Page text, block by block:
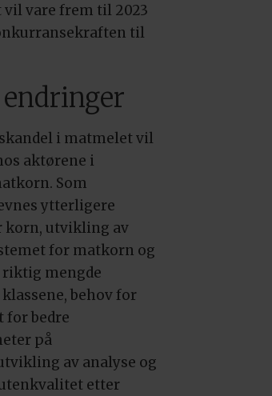
vare frem til 2023
til
i matmelet vil
aktørene i
Som
ytterligere
utvikling av
for matkorn og
riktig mengde
behov for
for bedre
på
av analyse og
etter